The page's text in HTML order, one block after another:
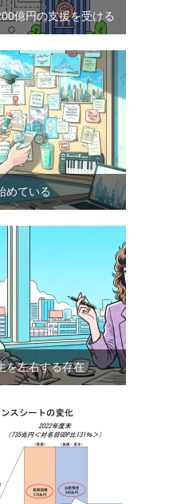
億円の支援を受ける
めている
を左右する存在